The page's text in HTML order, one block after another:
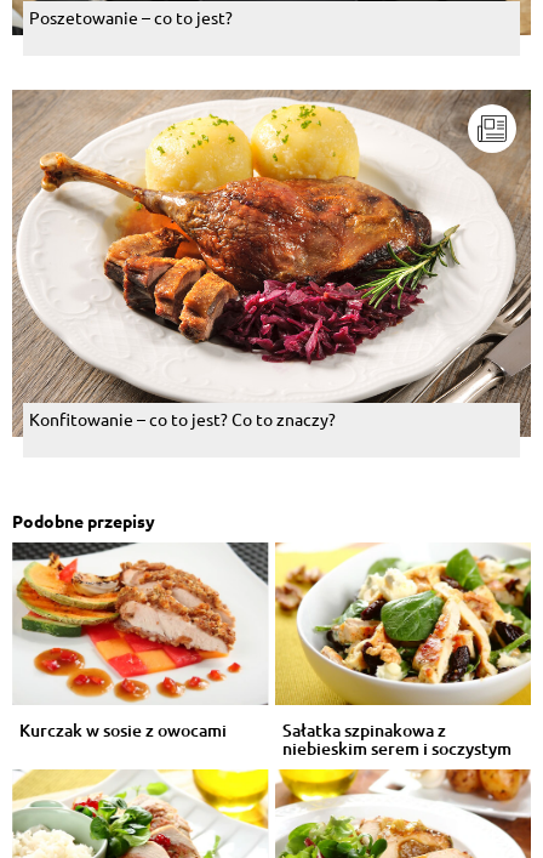
Poszetowanie – co to jest?
Konfitowanie – co to jest? Co to znaczy?
Podobne przepisy
Kurczak w sosie z owocami Sałatka szpinakowa z
niebieskim serem i soczystym
kurczakiem...